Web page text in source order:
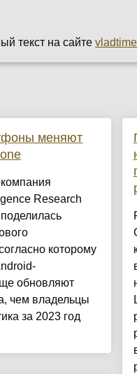
текст на сайте
меняют
Research
которому
обновляют
чем владельцы
за 2023 год